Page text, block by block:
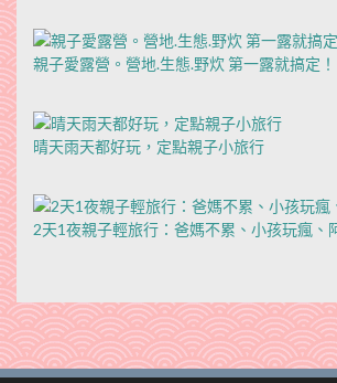
親子愛露營。營地.生態.野炊 第一露就搞定！
晴天雨天都好玩，定點親子小旅行
2天1夜親子輕旅行：爸媽不累、小孩玩瘋、